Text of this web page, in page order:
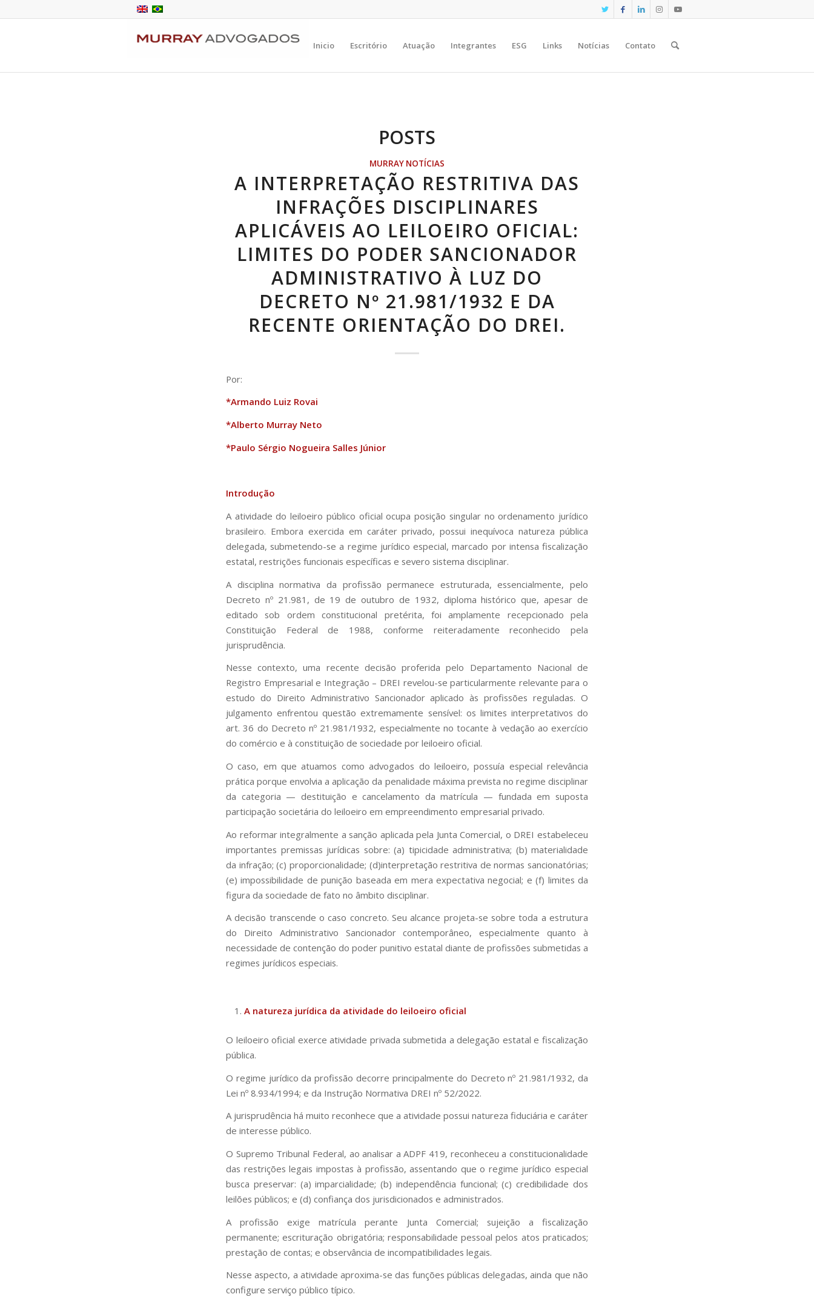
Inicio Escritório Atuação Integrantes ESG Links Notícias Contato
POSTS
MURRAY NOTÍCIAS
A INTERPRETAÇÃO RESTRITIVA DAS
INFRAÇÕES DISCIPLINARES
APLICÁVEIS AO LEILOEIRO OFICIAL:
LIMITES DO PODER SANCIONADOR
ADMINISTRATIVO À LUZ DO
DECRETO Nº 21.981/1932 E DA
RECENTE ORIENTAÇÃO DO DREI.
Por:
*Armando Luiz Rovai
*Alberto Murray Neto
*Paulo Sérgio Nogueira Salles Júnior
Introdução
A atividade do leiloeiro público oficial ocupa posição singular no ordenamento jurídico
brasileiro. Embora exercida em caráter privado, possui inequívoca natureza pública
delegada, submetendo-se a regime jurídico especial, marcado por intensa fiscalização
estatal, restrições funcionais específicas e severo sistema disciplinar.
A disciplina normativa da profissão permanece estruturada, essencialmente, pelo
Decreto nº 21.981, de 19 de outubro de 1932, diploma histórico que, apesar de
editado sob ordem constitucional pretérita, foi amplamente recepcionado pela
Constituição Federal de 1988, conforme reiteradamente reconhecido pela
jurisprudência.
Nesse contexto, uma recente decisão proferida pelo Departamento Nacional de
Registro Empresarial e Integração – DREI revelou-se particularmente relevante para o
estudo do Direito Administrativo Sancionador aplicado às profissões reguladas. O
julgamento enfrentou questão extremamente sensível: os limites interpretativos do
art. 36 do Decreto nº 21.981/1932, especialmente no tocante à vedação ao exercício
do comércio e à constituição de sociedade por leiloeiro oficial.
O caso, em que atuamos como advogados do leiloeiro, possuía especial relevância
prática porque envolvia a aplicação da penalidade máxima prevista no regime disciplinar
da categoria — destituição e cancelamento da matrícula — fundada em suposta
participação societária do leiloeiro em empreendimento empresarial privado.
Ao reformar integralmente a sanção aplicada pela Junta Comercial, o DREI estabeleceu
importantes premissas jurídicas sobre: (a) tipicidade administrativa; (b) materialidade
da infração; (c) proporcionalidade; (d)interpretação restritiva de normas sancionatórias;
(e) impossibilidade de punição baseada em mera expectativa negocial; e (f) limites da
figura da sociedade de fato no âmbito disciplinar.
A decisão transcende o caso concreto. Seu alcance projeta-se sobre toda a estrutura
do Direito Administrativo Sancionador contemporâneo, especialmente quanto à
necessidade de contenção do poder punitivo estatal diante de profissões submetidas a
regimes jurídicos especiais.
A natureza jurídica da atividade do leiloeiro oficial
O leiloeiro oficial exerce atividade privada submetida a delegação estatal e fiscalização
pública.
O regime jurídico da profissão decorre principalmente do Decreto nº 21.981/1932, da
Lei nº 8.934/1994; e da Instrução Normativa DREI nº 52/2022.
A jurisprudência há muito reconhece que a atividade possui natureza fiduciária e caráter
de interesse público.
O Supremo Tribunal Federal, ao analisar a ADPF 419, reconheceu a constitucionalidade
das restrições legais impostas à profissão, assentando que o regime jurídico especial
busca preservar: (a) imparcialidade; (b) independência funcional; (c) credibilidade dos
leilões públicos; e (d) confiança dos jurisdicionados e administrados.
A profissão exige matrícula perante Junta Comercial; sujeição a fiscalização
permanente; escrituração obrigatória; responsabilidade pessoal pelos atos praticados;
prestação de contas; e observância de incompatibilidades legais.
Nesse aspecto, a atividade aproxima-se das funções públicas delegadas, ainda que não
configure serviço público típico.